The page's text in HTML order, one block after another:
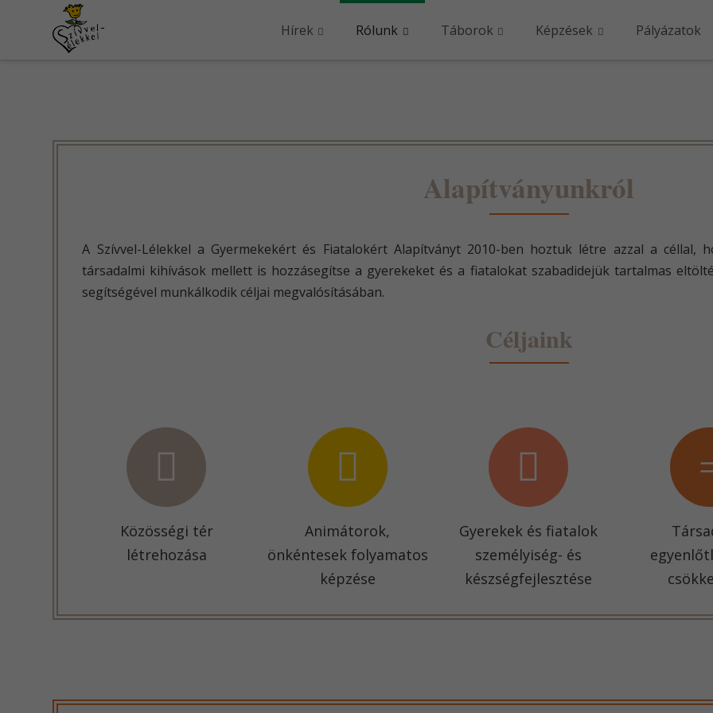
Hírek Rólunk Táborok Képzések Pályázatok
Alapítványunkról
A Szívvel-Lélekkel a Gyermekekért és Fiatalokért Alapítványt 2010-ben hoztuk létre azzal a céllal,
társadalmi kihívások mellett is hozzásegítse a gyerekeket és a fiatalokat szabadidejük tartalmas
segítségével munkálkodik céljai megvalósításában.
Céljaink
Közösségi tér
létrehozása
Animátorok,
önkéntesek folyamatos
képzése
Gyerekek és fiatalok
személyiség- és
készségfejlesztése